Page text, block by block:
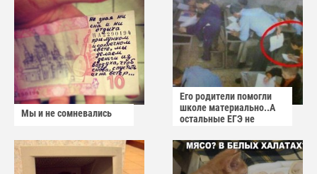
Мы и не сомневались
Его родители помогли
школе материально..А
остальные ЕГЭ не